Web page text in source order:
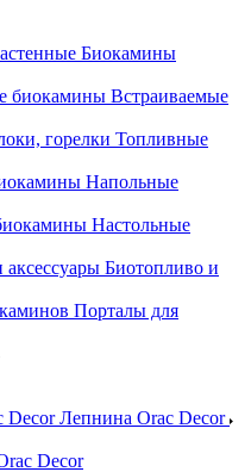
Биокамины
Встраиваемые
Топливные
Напольные
Настольные
Биотопливо и
Порталы для
Лепнина Orac Decor
Decor